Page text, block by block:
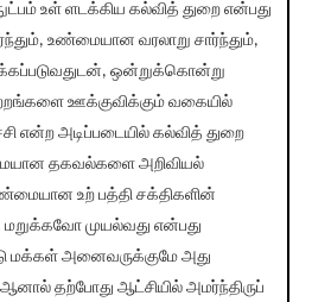
உள் ளடக்கிய கல்வித் துறை என்பது
உண்மையான வரலாறு சார்ந்தும்,
ஒன்றுக்கொன்று
ஊக்குவிக்கும் வகையில்
என்ற அடிப்படையில் கல்வித் துறை
தகவல்களை அறிவியல்
உற் பத்தி சக்திகளின்
முயல்வது என்பது
மக்கள் அனைவருக்குமே அது
தற்போது ஆட்சியில் அமர்ந்திருப்